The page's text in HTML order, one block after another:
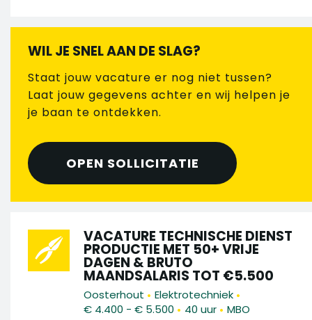
WIL JE SNEL AAN DE SLAG?
Staat jouw vacature er nog niet tussen?
Laat jouw gegevens achter en wij helpen je
je baan te ontdekken.
OPEN SOLLICITATIE
VACATURE TECHNISCHE DIENST
PRODUCTIE MET 50+ VRIJE
DAGEN & BRUTO
MAANDSALARIS TOT €5.500
Oosterhout • Elektrotechniek •
€ 4.400 - € 5.500 • 40 uur • MBO